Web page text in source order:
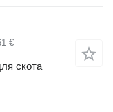
€
скота